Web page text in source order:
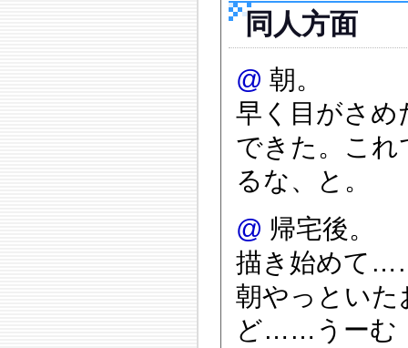
同人方面
@ 朝。
早く目がさめ
できた。こ
るな、と。
@ 帰宅後。
描き始めて
朝やっといた
ど……うーむ